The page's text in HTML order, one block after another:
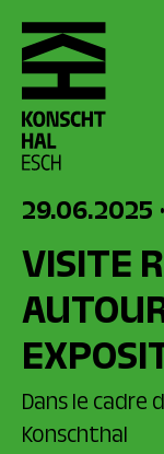
skip_to_content
29.06.2025
VISITE
Dans le cadre
Konschthal